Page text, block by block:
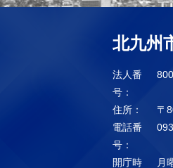
北九州
法人番
号：
住所：
〒
電話番
号：
開庁時 月